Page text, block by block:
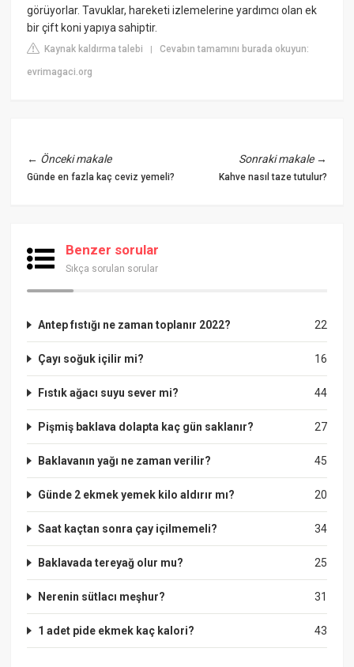
görüyorlar. Tavuklar, hareketi izlemelerine yardımcı olan ek
bir çift koni yapıya sahiptir.
Kaynak kaldırma talebi |Cevabın tamamını burada okuyun:
evrimagaci.org
← Önceki makale
Günde en fazla kaç ceviz yemeli?
Sonraki makale→
Kahve nasıl taze tutulur?
Benzer sorular
Sıkça sorulan sorular
22
Antep fıstığı ne zaman toplanır 2022?
16
Çayı soğuk içilir mi?
44
Fıstık ağacı suyu sever mi?
27
Pişmiş baklava dolapta kaç gün saklanır?
45
Baklavanın yağı ne zaman verilir?
20
Günde 2 ekmek yemek kilo aldırır mı?
34
Saat kaçtan sonra çay içilmemeli?
25
Baklavada tereyağ olur mu?
31
Nerenin sütlacı meşhur?
43
1 adet pide ekmek kaç kalori?